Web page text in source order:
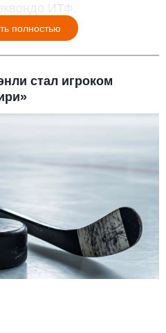
ИТФ.
полностью
стал игроком